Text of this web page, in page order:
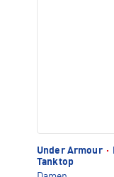
Under Armour ·
Tanktop